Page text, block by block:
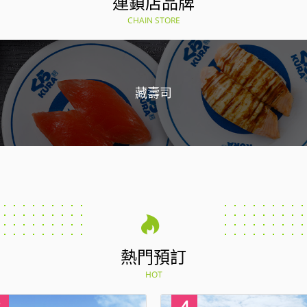
CHAIN STORE
藏壽司
熱門預訂
HOT